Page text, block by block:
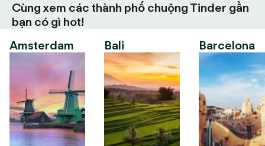
Cùng xem các thành phố chuộng Tinder gần
bạn có gì hot!
Amsterdam
Bali Barcelona